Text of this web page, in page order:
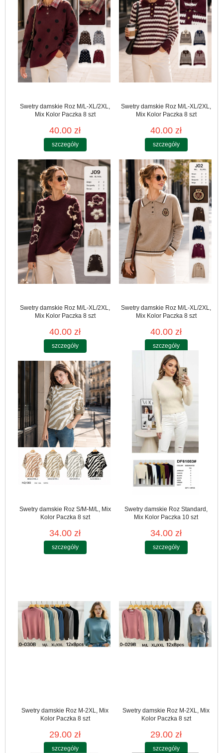
Swetry damskie Roz M/L-XL/2XL,
Mix Kolor Paczka 8 szt
40.00 zł
szczegóły
Swetry damskie Roz M/L-XL/2XL,
Mix Kolor Paczka 8 szt
40.00 zł
szczegóły
Swetry damskie Roz M/L-XL/2XL,
Mix Kolor Paczka 8 szt
40.00 zł
szczegóły
Swetry damskie Roz M/L-XL/2XL,
Mix Kolor Paczka 8 szt
40.00 zł
szczegóły
Swetry damskie Roz S/M-M/L, Mix
Kolor Paczka 8 szt
34.00 zł
szczegóły
Swetry damskie Roz Standard,
Mix Kolor Paczka 10 szt
34.00 zł
szczegóły
Swetry damskie Roz M-2XL, Mix
Kolor Paczka 8 szt
29.00 zł
szczegóły
Swetry damskie Roz M-2XL, Mix
Kolor Paczka 8 szt
29.00 zł
szczegóły